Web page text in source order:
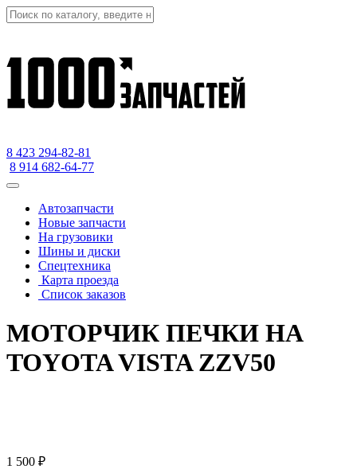
8 423 294-82-81
8 914 682-64-77
Автозапчасти
Новые запчасти
На грузовики
Шины и диски
Спецтехника
Карта проезда
Список заказов
МОТОРЧИК ПЕЧКИ НА
TOYOTA VISTA ZZV50
1 500 ₽